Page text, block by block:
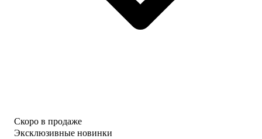
Скоро в продаже
Эксклюзивные новинки